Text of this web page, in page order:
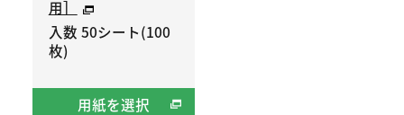
用］
入数 50シート(100
枚)
用紙を選択